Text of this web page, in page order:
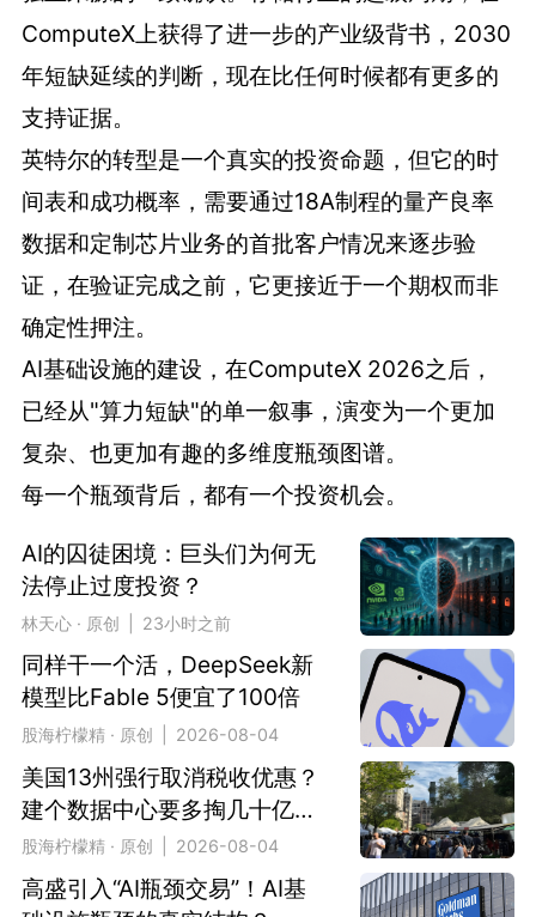
ComputeX上获得了进一步的产业级背书，2030
年短缺延续的判断，现在比任何时候都有更多的
支持证据。
英特尔的转型是一个真实的投资命题，但它的时
间表和成功概率，需要通过18A制程的量产良率
数据和定制芯片业务的首批客户情况来逐步验
证，在验证完成之前，它更接近于一个期权而非
确定性押注。
AI基础设施的建设，在ComputeX 2026之后，
已经从"算力短缺"的单一叙事，演变为一个更加
复杂、也更加有趣的多维度瓶颈图谱。
每一个瓶颈背后，都有一个投资机会。
AI的囚徒困境：巨头们为何无
法停止过度投资？
林天心 · 原创 | 23小时之前
同样干一个活，DeepSeek新
模型比Fable 5便宜了100倍
股海柠檬精 · 原创 | 2026-08-04
美国13州强行取消税收优惠？
建个数据中心要多掏几十亿美
金？
股海柠檬精 · 原创 | 2026-08-04
高盛引入“AI瓶颈交易”！AI基